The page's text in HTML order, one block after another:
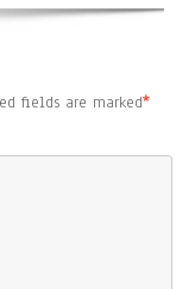
fields are marked*